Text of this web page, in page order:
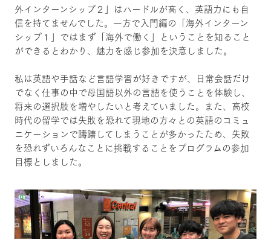
外インターンシップ２」はハードルが高く、英語力にも自
信を持てませんでした。一方で入門編の「海外インターン
シップ１」ではまず「海外で働く」ということを知ること
ができるとわかり、魅力を感じ参加を決意しました。
私は英語や手話など言語学習が好きですが、日常会話だけ
でなく仕事の中で母国語以外の言語を使うことを体験し、
将来の選択肢を増やしたいと考えていました。また、高校
時代の留学では失敗を恐れて現地の方々との英語のコミュ
ニケーションで躊躇してしまうことが多かったため、失敗
を恐れずいろんなことに挑戦することをプログラムの参加
目標としました。